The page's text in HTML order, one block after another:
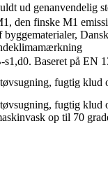
ud genanvendelig
den finske M1
byggematerialer, Dansk
s1,d0. Baseret på EN
fugtig klud
fugtig klud
op til 70